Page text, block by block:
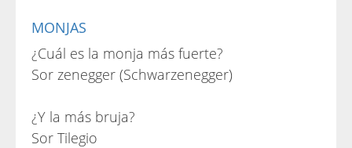
MONJAS
¿Cuál es la monja más fuerte?
Sor zenegger (Schwarzenegger)
¿Y la más bruja?
Sor Tilegio